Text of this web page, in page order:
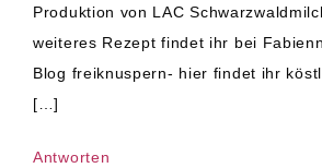
Produktion von LAC
weiteres Rezept findet ihr bei
Blog freiknuspern- hier findet ihr
[…]
Antworten